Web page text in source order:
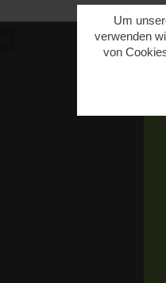
Um
verwenden
von